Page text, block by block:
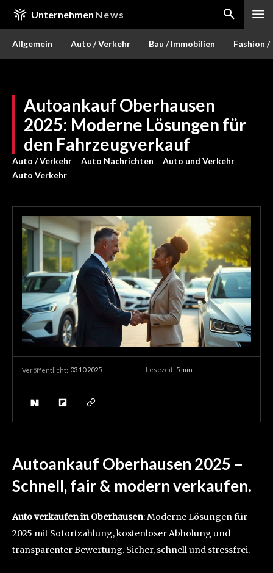
Unternehmen News
Allgemein Auto / Verkehr Bau / Immobilien Fashion /
Autoankauf Oberhausen
2025: Moderne Lösungen für
den Fahrzeugverkauf
Auto / Verkehr Auto Nachrichten
Auto und Verkehr
Auto Verkehr
Veröffentlicht: 03.10.2025 Lesezeit: 5 min.
Autoankauf Oberhausen 2025 –
Schnell, fair & modern verkaufen.
Auto verkaufen in Oberhausen: Moderne Lösungen für
2025 mit Sofortzahlung, kostenloser Abholung und
transparenter Bewertung. Sicher, schnell und stressfrei.